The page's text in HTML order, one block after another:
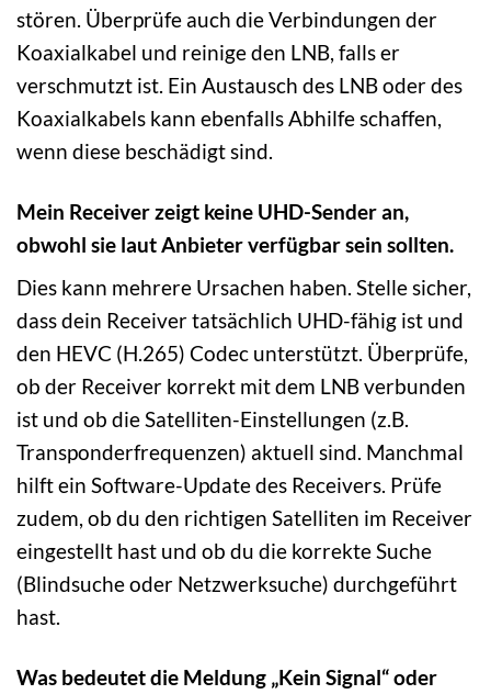
stören. Überprüfe auch die Verbindungen der
Koaxialkabel und reinige den LNB, falls er
verschmutzt ist. Ein Austausch des LNB oder des
Koaxialkabels kann ebenfalls Abhilfe schaffen,
wenn diese beschädigt sind.
Mein Receiver zeigt keine UHD-Sender an,
obwohl sie laut Anbieter verfügbar sein sollten.
Dies kann mehrere Ursachen haben. Stelle sicher,
dass dein Receiver tatsächlich UHD-fähig ist und
den HEVC (H.265) Codec unterstützt. Überprüfe,
ob der Receiver korrekt mit dem LNB verbunden
ist und ob die Satelliten-Einstellungen (z.B.
Transponderfrequenzen) aktuell sind. Manchmal
hilft ein Software-Update des Receivers. Prüfe
zudem, ob du den richtigen Satelliten im Receiver
eingestellt hast und ob du die korrekte Suche
(Blindsuche oder Netzwerksuche) durchgeführt
hast.
Was bedeutet die Meldung „Kein Signal“ oder